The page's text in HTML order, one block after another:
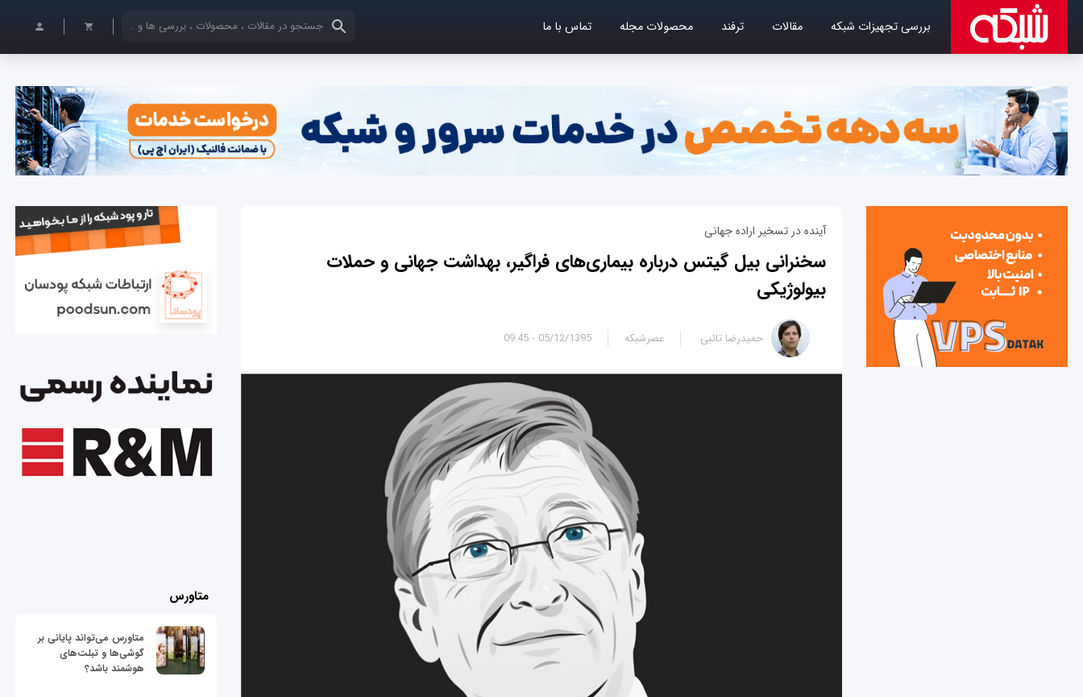
بررسی تجهیزات شبکه مقالات ترفند محصولات مجله تماس با ما کلمات کلیدی خود را وارد کنید
آینده در تسخیر اراده جهانی
سخنرانی بیل گیتس درباره بیماری‌های فراگیر، بهداشت جهانی و حملات
بیولوژیکی
05/12/1395 - 09:45 حمیدرضا تائبی عصرشبکه
متاورس
متاورس می‌تواند پایانی بر
گوشی‌ها و تبلت‌های
هوشمند باشد؟